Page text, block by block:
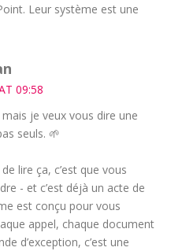
Leur système est une
09:58
mais je veux vous dire une
seuls. 🌱
lire ça, c’est que vous
- et c’est déjà un acte de
est conçu pour vous
appel, chaque document
d’exception, c’est une